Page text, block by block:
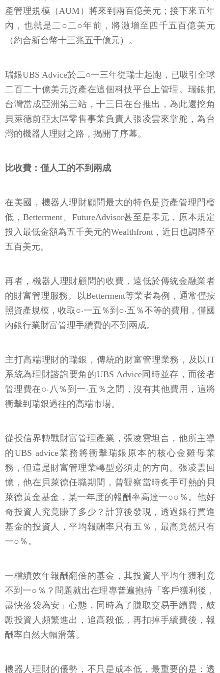
產管理規模（AUM）將來到兩百億美元；接下來五年
內，也就是二○二○年前，將激增至四千五百億美元
（約合新台幣十三兆五千億元）。
瑞銀UBS Advice於二○一三年從瑞士起跑，已吸引全球
二百二十億美元資產在這個科技平台上管理。瑞銀把
台灣當成亞洲第三站，十三日在台推出，為此還挖角
貝萊德前亞太區零售事業負責人張凌雲來掌舵，為台
灣的機器人理財之路，揭開了序幕。
比收費： 僅人工的不到兩成
在美國，機器人理財顧問最大的特色是資產管理門檻
低，Betterment、FutureAdvisor甚至是零元，原本規定
投入最低金額為五千美元的Wealthfront，近日也調降至
五百美元。
再者，機器人理財顧問的收費，遠低於傳統金融業者
的財富管理服務。以Betterment等業者為例，通常僅按
照資產規模，收取○‧一五％到○‧五％不等的費用，僅國
內銀行業財富管理手續費的不到兩成。
主打高端理財的瑞銀，傳統的財富管理業務，及以IT
系統為理財諮詢要角的UBS Advice同時並存，而後者
管理費在○‧八％到一‧五％之間，沒有其他費用，這將
衝擊到瑞銀過往的高端市場。
從投信界轉戰財富管理產業，張凌雲坦言，他所主導
的UBS advice業務將衝擊瑞銀原本的核心金雞母業
務，但這是財富管理業轉型必須走的方向。張凌雲回
憶，他在貝萊德任職期間，曾觀察當時炙手可熱的貝
萊德黃金基金，某一年度的報酬率高達一○○％。他好
奇投資人究竟賺了多少？計算後發現，透過銀行買進
基金的投資人，平均報酬率只有五％，最高竟然只有
一○％。
一檔績效年報酬翻倍的基金，其投資人平均年獲利竟
不到一○％？問題就出在理專普遍抱持「客戶獲利後，
盡快落袋為安」心態，同時為了賺取交易手續費，鼓
勵投資人頻繁進出，追高殺低，再扣掉手續費後，報
酬率自然大幅滑落。
機器人理財的優勢，不只是成本低，最重要的是：透